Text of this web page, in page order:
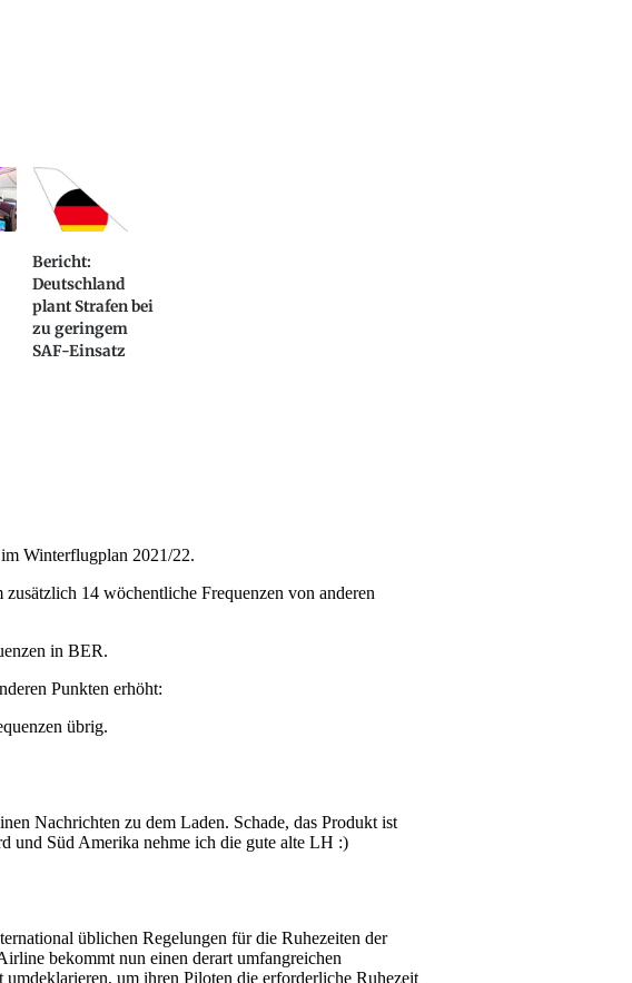
Bericht:
Deutschland
plant Strafen bei
zu geringem
SAF-Einsatz